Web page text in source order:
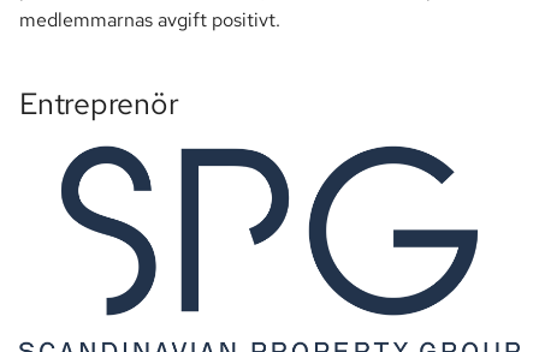
medlemmarnas avgift positivt.
Entreprenör